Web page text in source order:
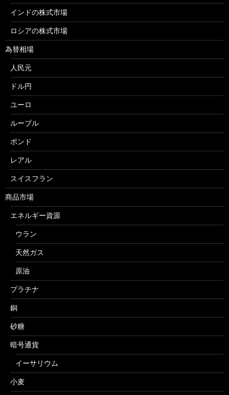
インドの株式市場
ロシアの株式市場
為替相場
人民元
ドル円
ユーロ
ルーブル
ポンド
レアル
スイスフラン
商品市場
エネルギー資源
ウラン
天然ガス
原油
プラチナ
銅
砂糖
暗号通貨
イーサリウム
小麦